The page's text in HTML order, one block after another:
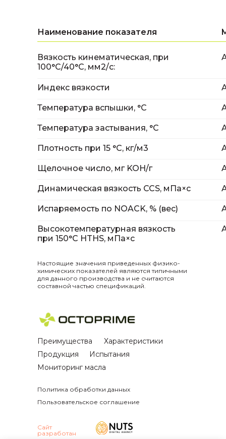
Наименование показателя
Настоящие значения приведенных физико-
химических показателей являются типичными
для данного производства и не считаются
составной частью спецификаций.
Вязкость кинематическая, при
100°С/40°С, мм2/с:
Индекс вязкости
Температура вспышки, °С
Температура застывания, °С
Плотность при 15 °С, кг/м3
Щелочное число, мг KOH/г
Динамическая вязкость CCS, мПа×с
Испаряемость по NOACK, % (вес)
Высокотемпературная вязкость
при 150°С HTHS, мПа×с
Преимущества
Характеристики
Испытания
Мониторинг масла
Продукция
Политика обработки данных
Пользовательское соглашение
Сайт
разработан